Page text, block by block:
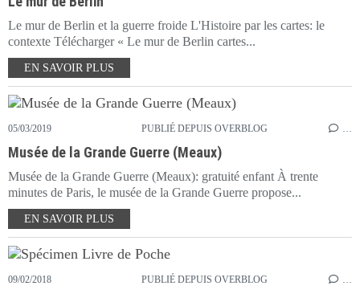
Le mur de Berlin et la guerre froide L'Histoire par les cartes: le
contexte Télécharger « Le mur de Berlin cartes...
EN SAVOIR PLUS
05/03/2019 PUBLIÉ DEPUIS OVERBLOG …
Musée de la Grande Guerre (Meaux)
Musée de la Grande Guerre (Meaux): gratuité enfant À trente
minutes de Paris, le musée de la Grande Guerre propose...
EN SAVOIR PLUS
09/02/2018 PUBLIÉ DEPUIS OVERBLOG …